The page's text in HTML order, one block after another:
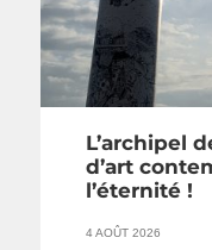
L’archipel
d’art
l’éternité !
4 AOÛT 2026